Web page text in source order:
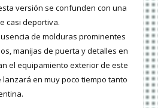
versión se confunden con una
casi deportiva.
de molduras prominentes
manijas de puerta y detalles en
el equipamiento exterior de este
en muy poco tiempo tanto